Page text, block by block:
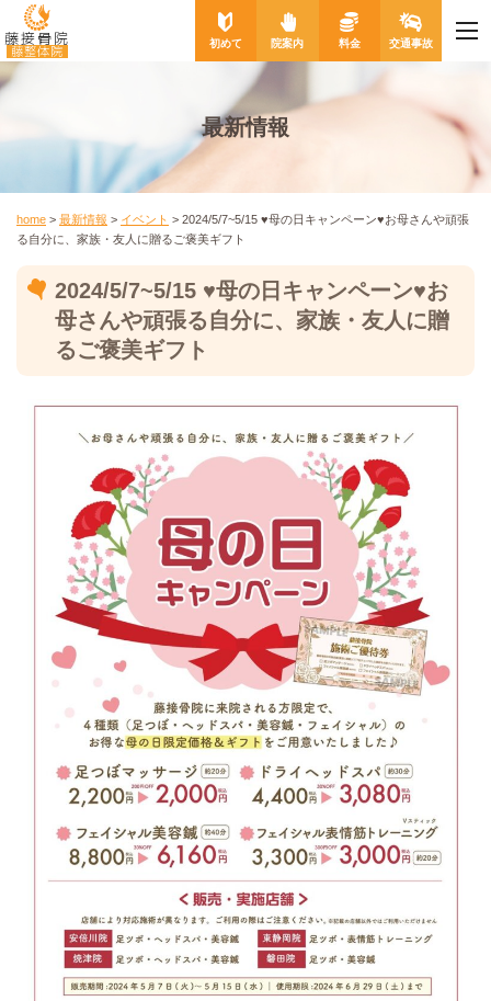
藤接骨院
藤整体院 初めて 院案内 料金 交通事故
最新情報
home > 最新情報 > イベント > 2024/5/7~5/15 ♥母の日キャンペーン♥お母さんや頑張
る自分に、家族・友人に贈るご褒美ギフト
2024/5/7~5/15 ♥母の日キャンペーン♥お
母さんや頑張る自分に、家族・友人に贈
るご褒美ギフト